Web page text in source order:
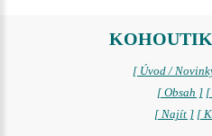
[ Úvod /
[ Obsah ] [
[ Najít ] [